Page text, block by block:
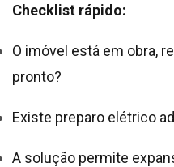
Checklist rápido:
O imóvel está em obra,
pronto?
Existe preparo elétrico
A solução permite